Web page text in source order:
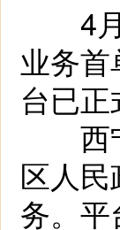
4月
业务
台已正
西宁
区人
务。